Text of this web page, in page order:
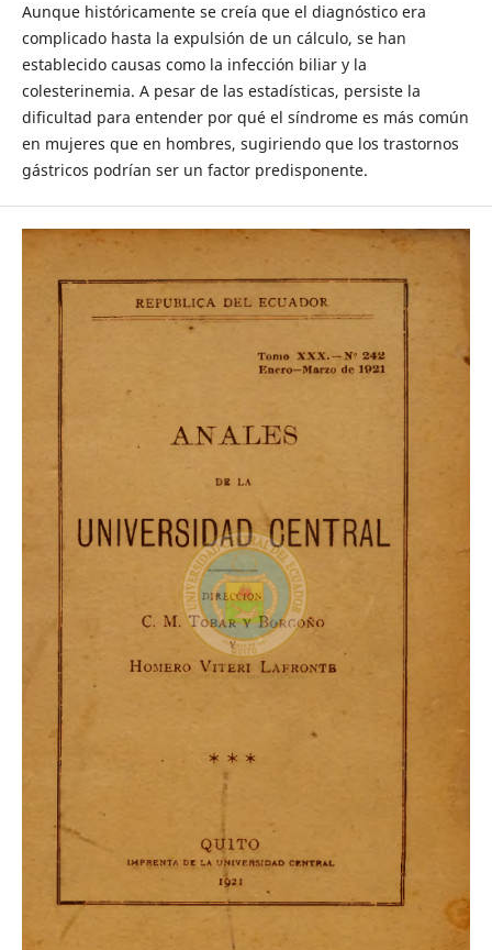
Aunque históricamente se creía que el diagnóstico era
complicado hasta la expulsión de un cálculo, se han
establecido causas como la infección biliar y la
colesterinemia. A pesar de las estadísticas, persiste la
dificultad para entender por qué el síndrome es más común
en mujeres que en hombres, sugiriendo que los trastornos
gástricos podrían ser un factor predisponente.